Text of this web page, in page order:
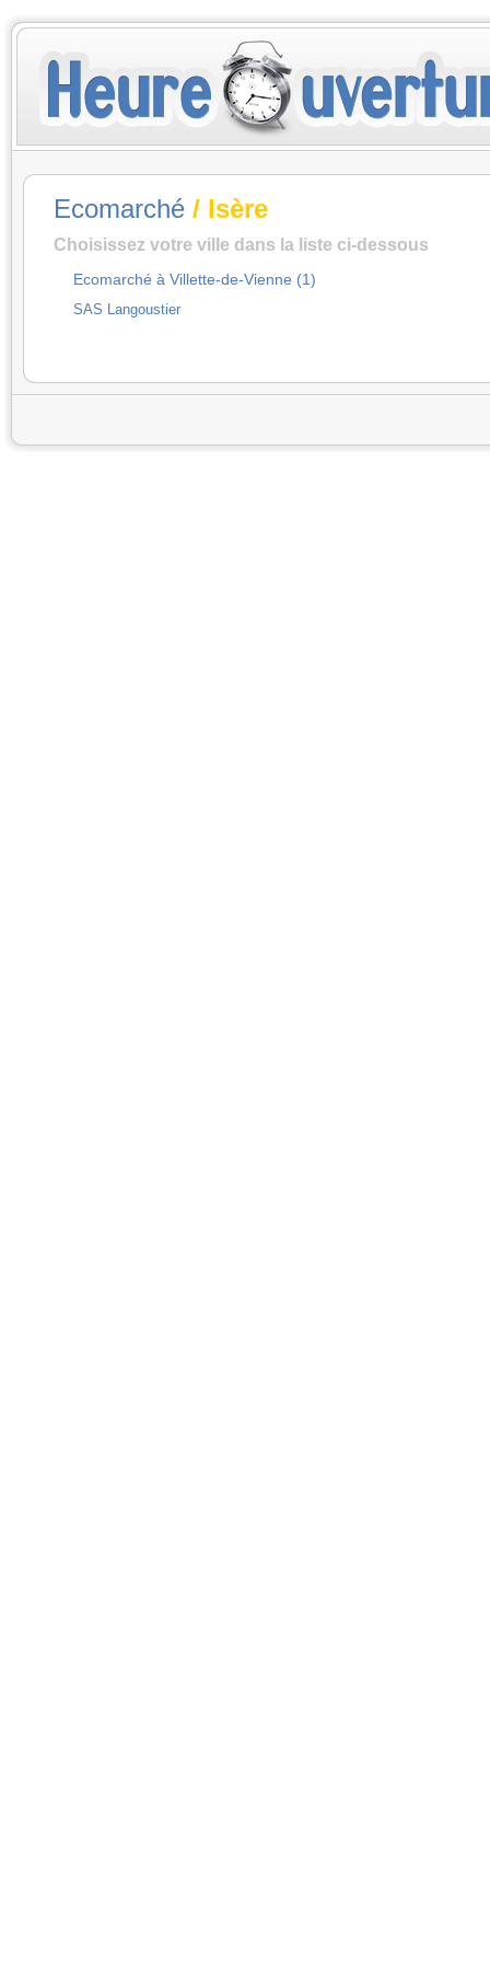
Ecomarché / Isère
Choisissez votre ville dans la liste ci-dessous
Ecomarché à Villette-de-Vienne (1)
SAS Langoustier